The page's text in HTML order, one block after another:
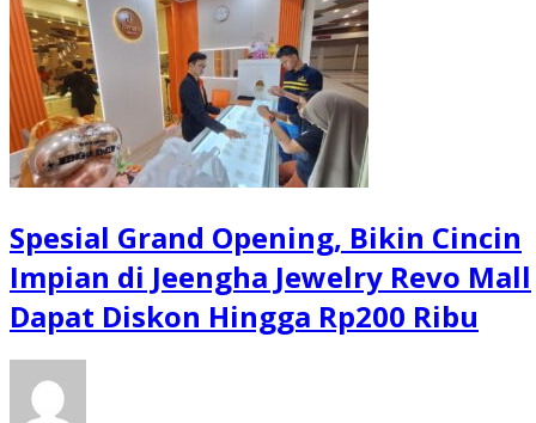
Spesial Grand Opening, Bikin Cincin
Impian di Jeengha Jewelry Revo Mall
Dapat Diskon Hingga Rp200 Ribu